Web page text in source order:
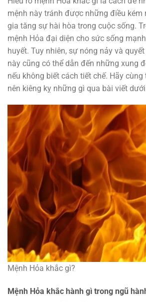
mệnh này tránh được những điều kém
gia tăng sự hài hòa trong cuộc sống.
mệnh Hỏa đại diện cho sức sống
huyết. Tuy nhiên, sự nóng nảy và
này cũng có thể dẫn đến những xung
nếu không biết cách tiết chế. Hãy
nên kiêng kỵ những gì qua bài viết
Mệnh Hỏa khắc gì?
Mệnh Hỏa khắc hành gì trong ngũ